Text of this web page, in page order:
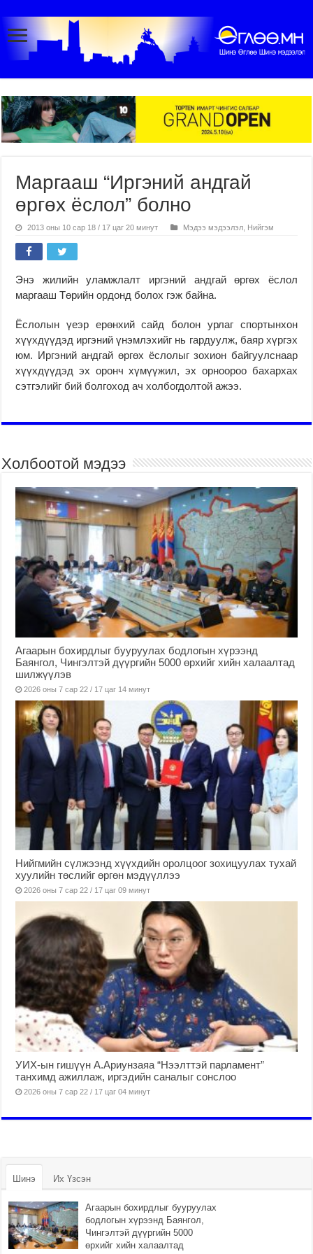
Маргааш “Иргэний андгай
өргөх ёслол” болно
2013 оны 10 сар 18 / 17 цаг 20 минут Мэдээ мэдээлэл Нийгэм
Энэ жилийн уламжлалт иргэний андгай өргөх ёслол
маргааш Төрийн ордонд болох гэж байна.
Ёслолын үеэр ерөнхий сайд болон урлаг спортынхон
хүүхдүүдэд иргэний үнэмлэхийг нь гардуулж, баяр хүргэх
юм. Иргэний андгай өргөх ёслолыг зохион байгуулснаар
хүүхдүүдэд эх оронч хүмүүжил, эх орноороо бахархах
сэтгэлийг бий болгоход ач холбогдолтой ажээ.
Холбоотой мэдээ
Агаарын бохирдлыг бууруулах бодлогын хүрээнд
Баянгол, Чингэлтэй дүүргийн 5000 өрхийг хийн халаалтад
шилжүүлэв
2026 оны 7 сар 22 / 17 цаг 14 минут
Нийгмийн сүлжээнд хүүхдийн оролцоог зохицуулах тухай
хуулийн төслийг өргөн мэдүүллээ
2026 оны 7 сар 22 / 17 цаг 09 минут
УИХ-ын гишүүн А.Ариунзаяа “Нээлттэй парламент”
танхимд ажиллаж, иргэдийн саналыг сонслоо
2026 оны 7 сар 22 / 17 цаг 04 минут
Шинэ Их Үзсэн
Агаарын бохирдлыг бууруулах
бодлогын хүрээнд Баянгол,
Чингэлтэй дүүргийн 5000
өрхийг хийн халаалтад